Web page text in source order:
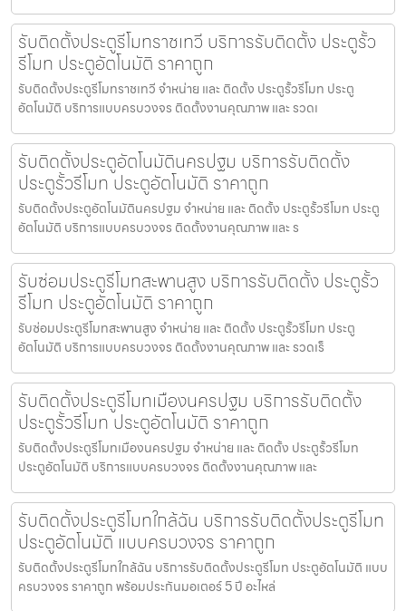
รับติดตั้งประตูรีโมทราชเทวี บริการรับติดตั้ง ประตูรั้ว
รีโมท ประตูอัตโนมัติ ราคาถูก
รับติดตั้งประตูรีโมทราชเทวี จำหน่าย และ ติดตั้ง ประตูรั้วรีโมท ประตู
อัตโนมัติ บริการแบบครบวงจร ติดตั้งงานคุณภาพ และ รวดเ
รับติดตั้งประตูอัตโนมัตินครปฐม บริการรับติดตั้ง
ประตูรั้วรีโมท ประตูอัตโนมัติ ราคาถูก
รับติดตั้งประตูอัตโนมัตินครปฐม จำหน่าย และ ติดตั้ง ประตูรั้วรีโมท ประตู
อัตโนมัติ บริการแบบครบวงจร ติดตั้งงานคุณภาพ และ ร
รับซ่อมประตูรีโมทสะพานสูง บริการรับติดตั้ง ประตูรั้ว
รีโมท ประตูอัตโนมัติ ราคาถูก
รับซ่อมประตูรีโมทสะพานสูง จำหน่าย และ ติดตั้ง ประตูรั้วรีโมท ประตู
อัตโนมัติ บริการแบบครบวงจร ติดตั้งงานคุณภาพ และ รวดเร็
รับติดตั้งประตูรีโมทเมืองนครปฐม บริการรับติดตั้ง
ประตูรั้วรีโมท ประตูอัตโนมัติ ราคาถูก
รับติดตั้งประตูรีโมทเมืองนครปฐม จำหน่าย และ ติดตั้ง ประตูรั้วรีโมท
ประตูอัตโนมัติ บริการแบบครบวงจร ติดตั้งงานคุณภาพ และ
รับติดตั้งประตูรีโมทใกล้ฉัน บริการรับติดตั้งประตูรีโมท
ประตูอัตโนมัติ แบบครบวงจร ราคาถูก
รับติดตั้งประตูรีโมทใกล้ฉัน บริการรับติดตั้งประตูรีโมท ประตูอัตโนมัติ แบบ
ครบวงจร ราคาถูก พร้อมประกันมอเตอร์ 5 ปี อะไหล่